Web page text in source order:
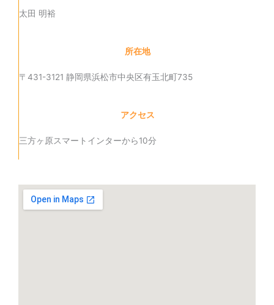
太田 明裕
所在地
〒431-3121 静岡県浜松市中央区有玉北町735
アクセス
三方ヶ原スマートインターから10分